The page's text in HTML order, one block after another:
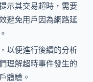
示其交易超時，需要
避免用戶因為網路延
以便進行後續的分析
理解超時事件發生的
體驗。